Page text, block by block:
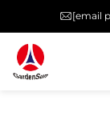
[email